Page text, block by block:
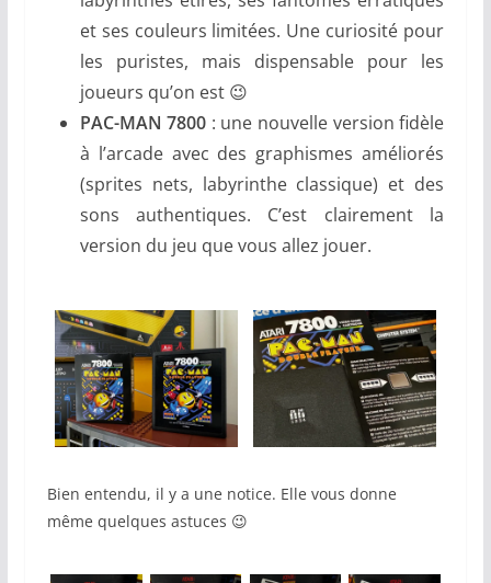
et ses couleurs limitées. Une curiosité pour
les puristes, mais dispensable pour les
joueurs qu’on est 😉
PAC-MAN 7800 : une nouvelle version fidèle
à l’arcade avec des graphismes améliorés
(sprites nets, labyrinthe classique) et des
sons authentiques. C’est clairement la
version du jeu que vous allez jouer.
Bien entendu, il y a une notice. Elle vous donne
même quelques astuces 😉